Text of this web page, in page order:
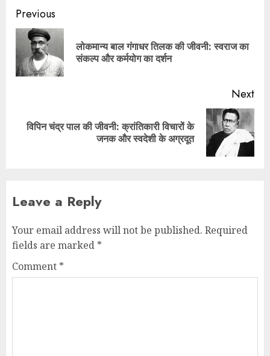
Previous
लोकमान्य बाल गंगाधर तिलक की जीवनी: स्वराज का
संकल्प और कर्मयोग का दर्शन
Next
विपिन चंद्र पाल की जीवनी: क्रांतिकारी विचारों के
जनक और स्वदेशी के अग्रदूत
Leave a Reply
Your email address will not be published. Required
fields are marked *
Comment *